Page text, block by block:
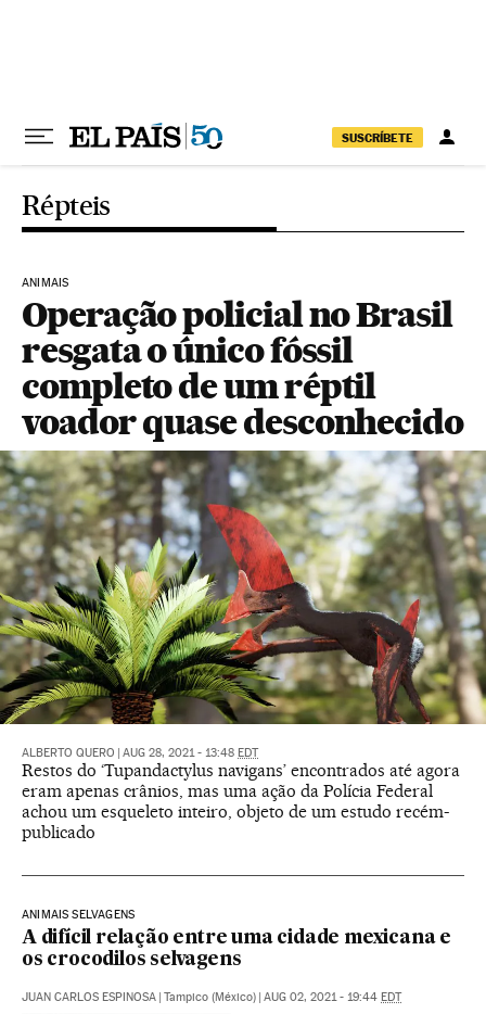
SUSCRÍBETE
Répteis
ANIMAIS
Operação policial no Brasil
resgata o único fóssil
completo de um réptil
voador quase desconhecido
ALBERTO QUERO AUG 28, 2021 - 13:48 EDT
Restos do ‘Tupandactylus navigans’ encontrados até agora
eram apenas crânios, mas uma ação da Polícia Federal
achou um esqueleto inteiro, objeto de um estudo recém-
publicado
ANIMAIS SELVAGENS
A difícil relação entre uma cidade mexicana e
os crocodilos selvagens
JUAN CARLOS ESPINOSA Tampico (México) AUG 02, 2021 - 19:44 EDT